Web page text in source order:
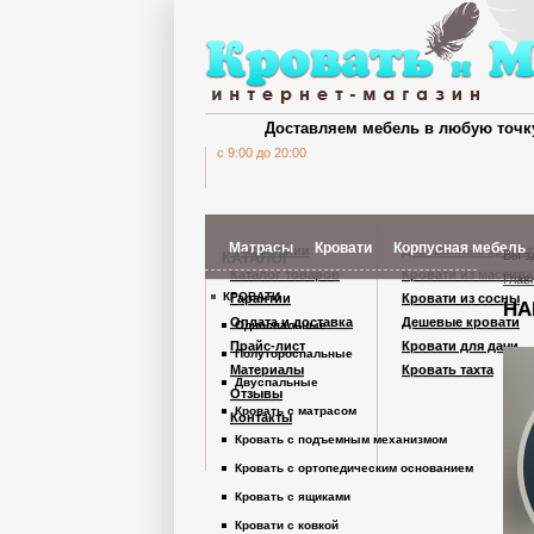
c 9:00 до 20:00
Доставляем мебель в любую
Матрасы Кровати Корпусная мебель
Шкафы Кардинал
Шкафы из дерева
Комоды
Вы
КАТАЛОГ
КРОВАТИ
Односпальные
Полутороспальные
Двуспальные
Кровать с матрасом
Кровать с подъемным механизмом
Кровать с ортопедическим основанием
Кровать с ящиками
Кровати с ковкой
О компании
Каталог товаров
Гарантии
Оплата и доставка
Прайс-лист
Материалы
Отзывы
Контакты
Деревянные
Кровати из массива
Кровати из сосны
Дешевые кровати
Кровати для дачи
Кровать тахта